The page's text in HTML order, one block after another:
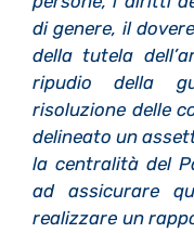
di genere, il
della tutela
ripudio della
risoluzione delle
delineato un
la centralità del
ad assicurare
realizzare un